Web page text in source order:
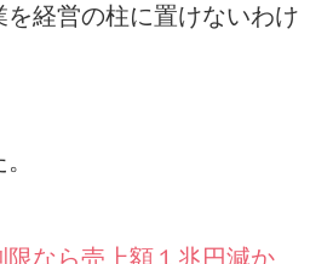
経営の柱に置けないわけ
限なら売上額１兆円減か